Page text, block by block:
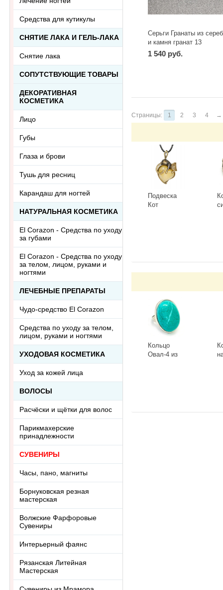
Серьги Гранаты из
и камня гранат 13
1 540 руб.
Страницы: 1 2 3 4 →
Подвеска
Кот
Кольцо
Овал-4 из
Средства для кутикулы
СНЯТИЕ ЛАКА И ГЕЛЬ-ЛАКА
Снятие лака
СОПУТСТВУЮЩИЕ ТОВАРЫ
ДЕКОРАТИВНАЯ
КОСМЕТИКА
Лицо
Губы
Глаза и брови
Тушь для ресниц
Карандаш для ногтей
НАТУРАЛЬНАЯ КОСМЕТИКА
El Corazon - Средства по уходу
за губами
El Corazon - Средства по уходу
за телом, лицом, руками и
ногтями
ЛЕЧЕБНЫЕ ПРЕПАРАТЫ
Чудо-средство El Corazon
Средства по уходу за телом,
лицом, руками и ногтями
УХОДОВАЯ КОСМЕТИКА
Уход за кожей лица
ВОЛОСЫ
Расчёски и щётки для волос
Парикмахерские
принадлежности
СУВЕНИРЫ
Часы, пано, магниты
Борнуковская резная
мастерская
Волжские Фарфоровые
Сувениры
Интерьерный фаянс
Рязанская Литейная
Мастерская